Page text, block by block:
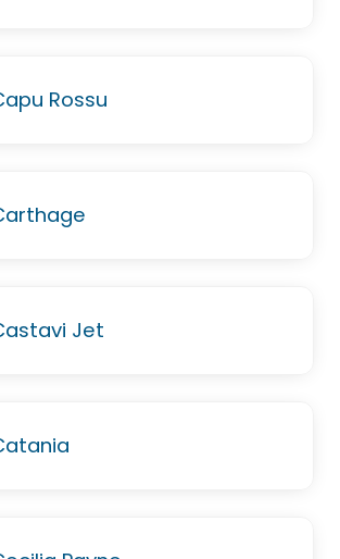
Rossu
Jet